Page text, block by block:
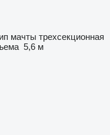
мачты трехсекционная
5,6 м